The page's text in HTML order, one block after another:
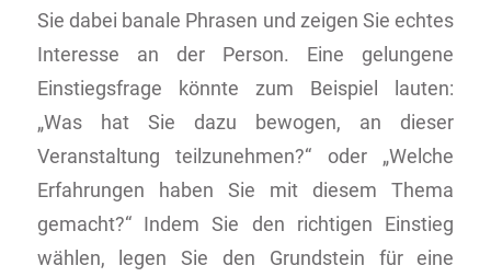
Sie dabei banale Phrasen und zeigen Sie echtes
Interesse an der Person. Eine gelungene
Einstiegsfrage könnte zum Beispiel lauten:
„Was hat Sie dazu bewogen, an dieser
Veranstaltung teilzunehmen?“ oder „Welche
Erfahrungen haben Sie mit diesem Thema
gemacht?“ Indem Sie den richtigen Einstieg
wählen, legen Sie den Grundstein für eine